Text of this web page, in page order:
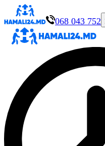
068 043 752